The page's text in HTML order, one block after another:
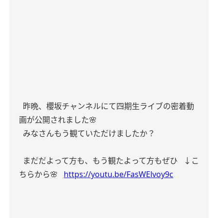
昨晩、櫻坂チャンネルにて四期生ライブの密着動
画が公開されました🌸
みなさんもう観ていただけましたか？
まだだよって方も、もう観たよって方もぜひ
↓こ
ちらから🌸
https://youtu.be/FasWElvoy9c